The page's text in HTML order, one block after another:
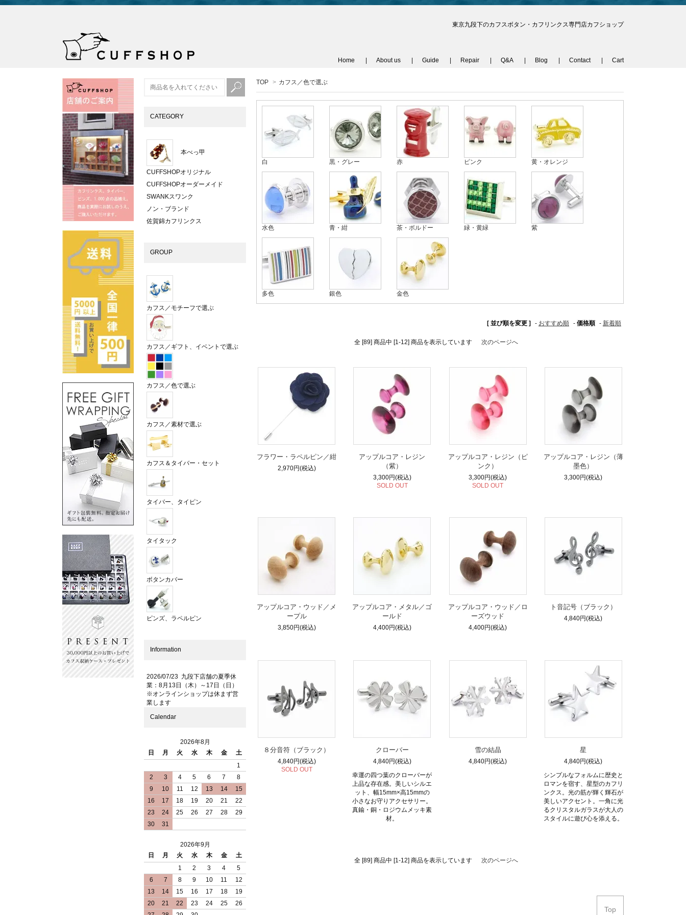
東京九段下のカフスボタン・カフリンクス専門店カフショップ
Home About us Guide Repair Q&A Blog Contact Cart
TOP > カフス／色で選ぶ
白 黒・グレー 赤 ピンク 黄・オレンジ
水色 青・紺 茶・ボルドー 緑・黄緑 紫
多色 銀色 金色
[ 並び順を変更 ] - おすすめ順 - 価格順 - 新着順
全 [89] 商品中 [1-12] 商品を表示しています 次のページへ
フラワー・ラペルピン／紺
2,970円(税込)
アップルコア・レジン
（紫）
3,300円(税込)
SOLD OUT
アップルコア・レジン（ピ
ンク）
3,300円(税込)
SOLD OUT
アップルコア・レジン（薄
墨色）
3,300円(税込)
アップルコア・ウッド／メ
ープル
3,850円(税込)
アップルコア・メタル／ゴ
ールド
4,400円(税込)
アップルコア・ウッド／ロ
ーズウッド
4,400円(税込)
ト音記号（ブラック）
4,840円(税込)
８分音符（ブラック）
4,840円(税込)
SOLD OUT
クローバー
4,840円(税込)
幸運の四つ葉のクローバーが
上品な存在感。美しいシルエ
ット、幅15mm×高15mmの
小さなお守りアクセサリー。
真鍮・銅・ロジウムメッキ素
材。
雪の結晶
4,840円(税込)
星
4,840円(税込)
シンプルなフォルムに歴史と
ロマンを宿す、星型のカフリ
ンクス。光の筋が輝く輝石が
美しいアクセント。一角に光
るクリスタルガラスが大人の
スタイルに遊び心を添える。
全 [89] 商品中 [1-12] 商品を表示しています 次のページへ
Top
CATEGORY
本べっ甲
CUFFSHOPオリジナル
CUFFSHOPオーダーメイド
SWANKスワンク
ノン・ブランド
佐賀錦カフリンクス
GROUP
カフス／モチーフで選ぶ
カフス／ギフト、イベントで選ぶ
カフス／色で選ぶ
カフス／素材で選ぶ
カフス＆タイバー・セット
タイバー、タイピン
タイタック
ボタンカバー
ピンズ、ラペルピン
Information
2026/07/23 九段下店舗の夏季休
業：8月13日（木）～17日（日）
※オンラインショップは休まず営
業します
Calendar
2026年8月
日
月 火 水 木 金
土
1
2
3 4 5 6 7
8
9
10 11 12 13 14
15
16
17 18 19 20 21
22
23
24 25 26 27 28
29
30
31
2026年9月
日
月 火 水 木 金
土
1
2 3 4
5
6
7 8 9 10 11
12
13
14 15 16 17 18
19
20
21 22 23 24 25
26